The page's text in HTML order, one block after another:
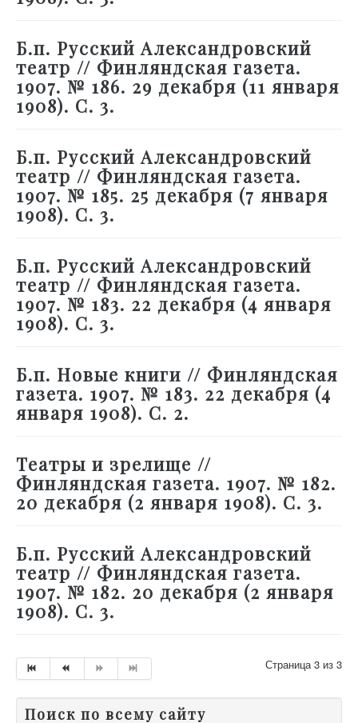
Б.п. Русский Александровский
театр // Финляндская газета.
1907. № 186. 29 декабря (11 января
1908). С. 3.
Б.п. Русский Александровский
театр // Финляндская газета.
1907. № 185. 25 декабря (7 января
1908). С. 3.
Б.п. Русский Александровский
театр // Финляндская газета.
1907. № 183. 22 декабря (4 января
1908). С. 3.
Б.п. Новые книги // Финляндская
газета. 1907. № 183. 22 декабря (4
января 1908). С. 2.
Театры и зрелище //
Финляндская газета. 1907. № 182.
20 декабря (2 января 1908). С. 3.
Б.п. Русский Александровский
театр // Финляндская газета.
1907. № 182. 20 декабря (2 января
1908). С. 3.
Страница 3 из 3
Поиск по всему сайту